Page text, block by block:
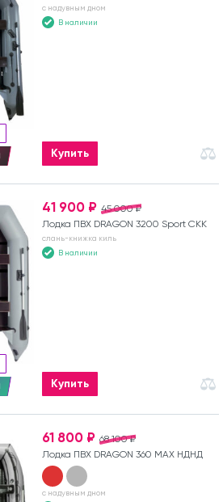
с надувным дном
В наличии
Купить
45 000 ₽
41 900 ₽
Лодка ПВХ DRAGON 3200 Sport СКК
слань-книжка киль
В наличии
Купить
68 100 ₽
61 800 ₽
Лодка ПВХ DRAGON 360 MAX НДНД
с надувным дном